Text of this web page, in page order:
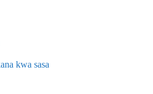
kwa sasa